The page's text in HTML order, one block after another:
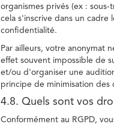
organismes privés (ex :
cela s'inscrive dans un
confidentialité.
Par ailleurs, votre anonymat
effet souvent impossible de
et/ou d'organiser une
principe de minimisation des
4.8. Quels sont vos
Conformément au RGPD,